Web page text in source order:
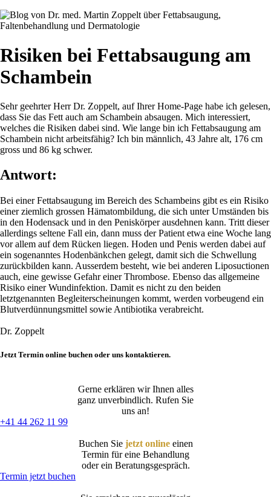
Risiken bei Fettabsaugung am
Schambein
Sehr geehrter Herr Dr. Zoppelt, auf Ihrer Home-Page habe ich gelesen,
dass Sie das Fett auch am Schambein absaugen. Mich interessiert,
welches die Risiken dabei sind. Wie lange bin ich Fettabsaugung am
Schambein nicht arbeitsfähig? Ich bin männlich, 43 Jahre alt, 176 cm
gross und 86 kg schwer.
Antwort:
Bei einer Fettabsaugung im Bereich des Schambeins gibt es ein Risiko
einer ziemlich grossen Hämatombildung, die sich unter Umständen bis
in den Hodensack und in den Peniskörper ausdehnen kann. Tritt dieser
allerdings seltene Fall ein, dann muss der Patient etwa eine Woche lang
vor allem auf dem Rücken liegen. Hoden und Penis werden dabei auf
ein sogenanntes Hodenbänkchen gelegt, damit sich die Schwellung
zurückbilden kann. Ausserdem besteht, wie bei anderen Liposuctionen
auch, eine gewisse Gefahr einer Thrombose. Ebenso das allgemeine
Risiko einer Wundinfektion. Damit es nicht zu den beiden
letztgenannten Begleiterscheinungen kommt, werden vorbeugend ein
Blutverdünnungsmittel sowie Antibiotika verabreicht.
Dr. Zoppelt
Jetzt Termin online buchen oder uns kontaktieren.
Gerne erklären wir Ihnen alles
ganz unverbindlich. Rufen Sie
uns an!
+41 44 262 11 99
Buchen Sie jetzt onlineeinen
Termin für eine Behandlung
oder ein Beratungsgespräch.
Termin jetzt buchen